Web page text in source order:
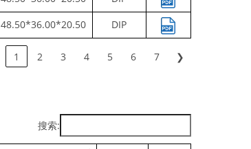
48.50*36.00*20.50 DIP
1 2 3 4 5 6 7 ❯
搜索: